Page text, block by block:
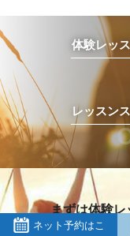
ネット予約はこ
体験レッ
レッスン
まずは体験